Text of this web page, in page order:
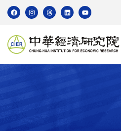
臺灣製造業採購